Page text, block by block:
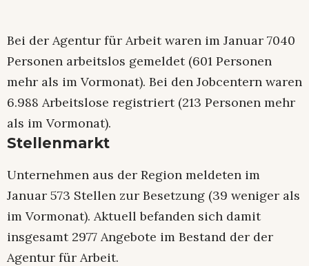
Bei der Agentur für Arbeit waren im Januar 7040
Personen arbeitslos gemeldet (601 Personen
mehr als im Vormonat). Bei den Jobcentern waren
6.988 Arbeitslose registriert (213 Personen mehr
als im Vormonat).
Stellenmarkt
Unternehmen aus der Region meldeten im
Januar 573 Stellen zur Besetzung (39 weniger als
im Vormonat). Aktuell befanden sich damit
insgesamt 2977 Angebote im Bestand der der
Agentur für Arbeit.